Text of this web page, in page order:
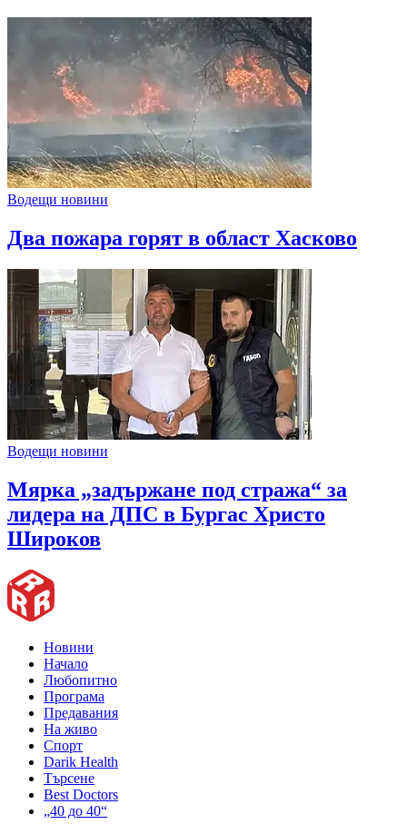
Водещи новини
Два пожара горят в област Хасково
Водещи новини
Мярка „задържане под стража“ за
лидера на ДПС в Бургас Христо
Широков
Новини
Начало
Любопитно
Програма
Предавания
На живо
Спорт
Darik Health
Търсене
Best Doctors
„40 до 40“